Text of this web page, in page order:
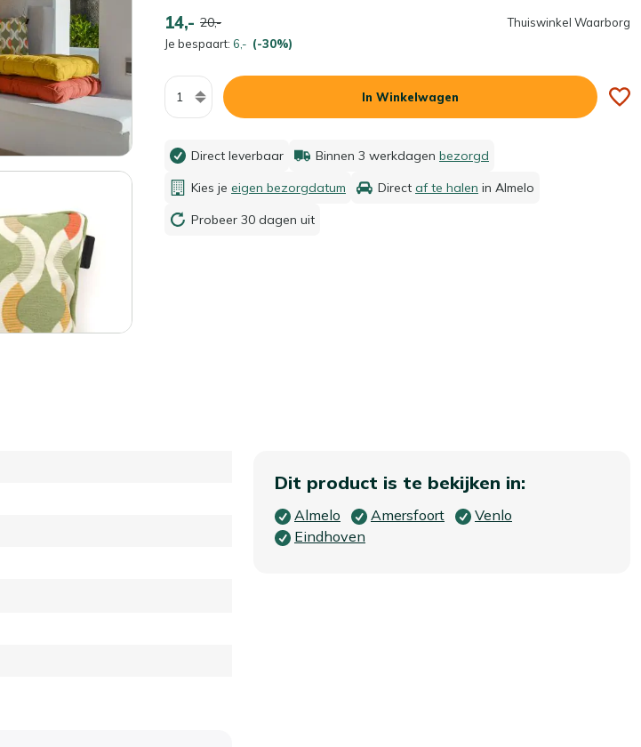
14,- 20,-
Je bespaart: 6,- (-30%)
Thuiswinkel Waarborg
Aantal
In Winkelwagen
Direct leverbaar Binnen 3 werkdagen bezorgd
Kies je eigen bezorgdatum Direct af te halen in Almelo
Probeer 30 dagen uit
Dit product is te bekijken in:
Almelo Amersfoort
Venlo
Eindhoven